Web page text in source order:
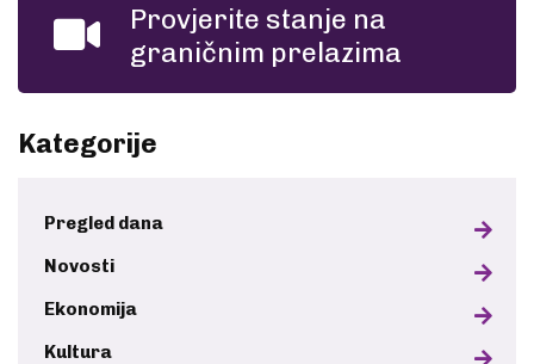
Provjerite stanje na
graničnim prelazima
Kategorije
Pregled dana
Novosti
Ekonomija
Kultura